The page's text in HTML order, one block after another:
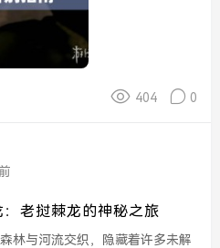
404 0
老挝棘龙的神秘之旅
林与河流交织，隐藏着许多未解